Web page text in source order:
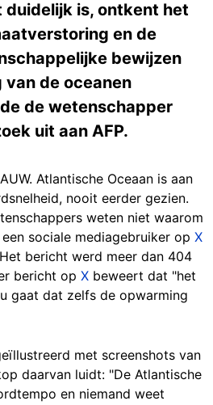
is, ontkent het
en de
bewijzen
de oceanen
de wetenschapper
uit aan AFP.
Atlantische Oceaan is aan
nooit eerder gezien.
weten niet waarom
sociale mediagebruiker op X
bericht werd meer dan 404
bericht op X beweert dat "het
gaat dat zelfs de opwarming
met screenshots van
daarvan luidt: "De Atlantische
en niemand weet